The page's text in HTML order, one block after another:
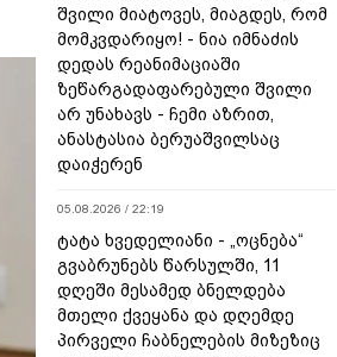
შვილი მიატოვეს, მიაგდეს, რომ
მომკვდარიყო! - ნია იმნაძის
დედას რეანიმაციაში
ზეწარგადაფარებული შვილი
არ უნახავს - ჩემი აზრით,
ანასტასია ბერუაშვილსაც
დაიჭერენ
05.08.2026 / 22:19
ტატა ხვედელიანი - „ოცნება“
გვაბრუნებს წარსულში, 11
დღეში მესამედ ბნელდება
მთელი ქვეყანა და დღემდე
პირველი ჩაბნელების მიზეზიც